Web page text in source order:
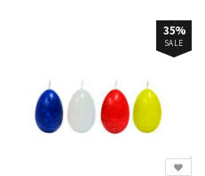
35%
SALE